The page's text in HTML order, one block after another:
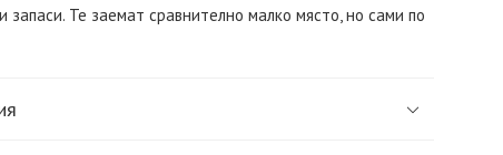
запаси. Те заемат сравнително малко място, но сами по